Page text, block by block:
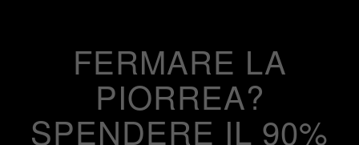
FERMARE LA
PIORREA?
SPENDERE IL 90%